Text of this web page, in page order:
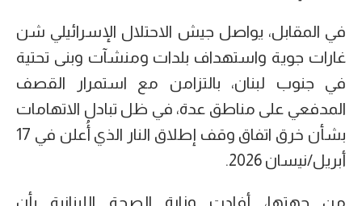
في المقابل، يواصل جيش الاحتلال الإسرائيلي شن
غارات جوية واستهداف بلدات ومنشآت وبنى تحتية
في جنوب لبنان، بالتزامن مع استمرار القصف
المدفعي على مناطق عدة، في ظل تبادل الاتهامات
بشأن خرق اتفاق وقف إطلاق النار الذي أُعلن في 17
أبريل/نيسان 2026.
من جهتها، أفادت وزارة الصحة اللبنانية بأن